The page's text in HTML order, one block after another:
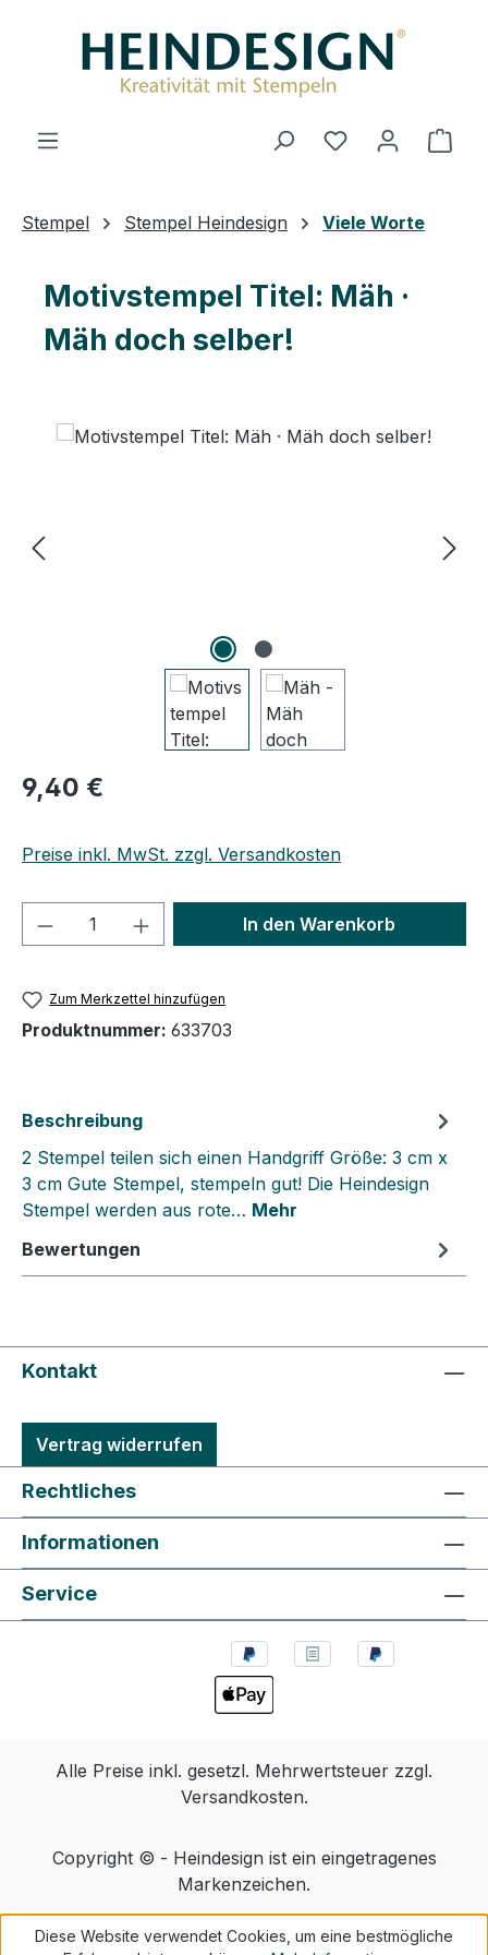
Du hast 0
Stempel Stempel Heindesign Viele Worte
Motivstempel Titel: Mäh ·
Mäh doch selber!
Regulärer Preis:
9,40 €
Preise inkl. MwSt. zzgl. Versandkosten
Produkt Anzahl: Gib denIn den Warenkorb
Zum Merkzettel hinzufügen
Produktnummer: 633703
Beschreibung
2 Stempel teilen sich einen Handgriff Größe: 3 cm x
3 cm Gute Stempel, stempeln gut! Die Heindesign
Stempel werden aus rote… Mehr
Bewertungen
Kontakt
Vertrag widerrufen
Rechtliches
Informationen
Service
Alle Preise inkl. gesetzl. Mehrwertsteuer zzgl.
Versandkosten.
Copyright © - Heindesign ist ein eingetragenes
Markenzeichen.
Diese Website verwendet Cookies, um eine bestmögliche